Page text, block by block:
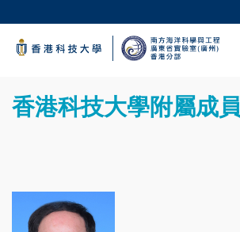
main
科大新聞
校園地圖及指南
教授簡錄
Text
香港科技大學附屬成員
Image